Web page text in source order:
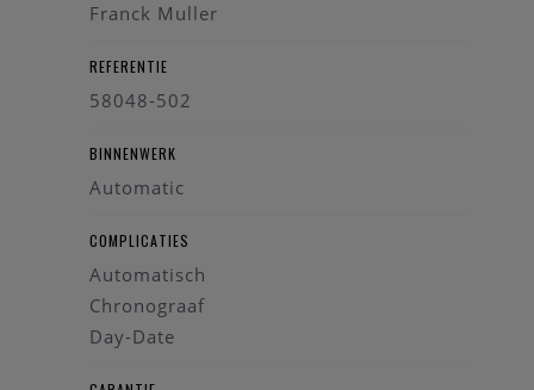
Franck Muller
REFERENTIE
58048-502
BINNENWERK
Automatic
COMPLICATIES
Automatisch
Chronograaf
Day-Date